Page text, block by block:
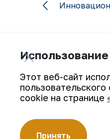
Подпишитесь на
Этот веб-сайт
cookie на странице
Принять